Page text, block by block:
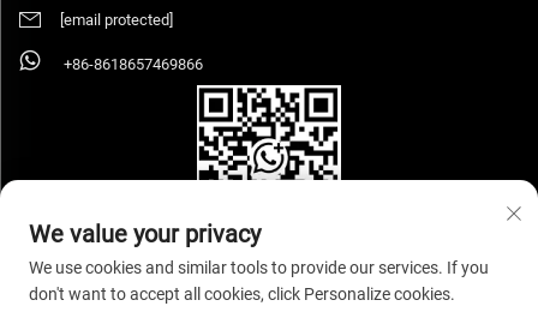
[email protected]
+86-8618657469866
Copyright © 2026 Ningbo Sihooz Furniture Industry And Trade Co., Ltd. Tutti i
We value your privacy
We use cookies and similar tools to provide our services. If you
don't want to accept all cookies, click Personalize cookies.